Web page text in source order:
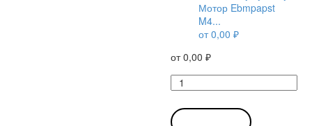
Мотор Ebmpapst
M4...
от0,00 ₽
от0,00 ₽
Количество
товара
Мотор
Ebmpapst